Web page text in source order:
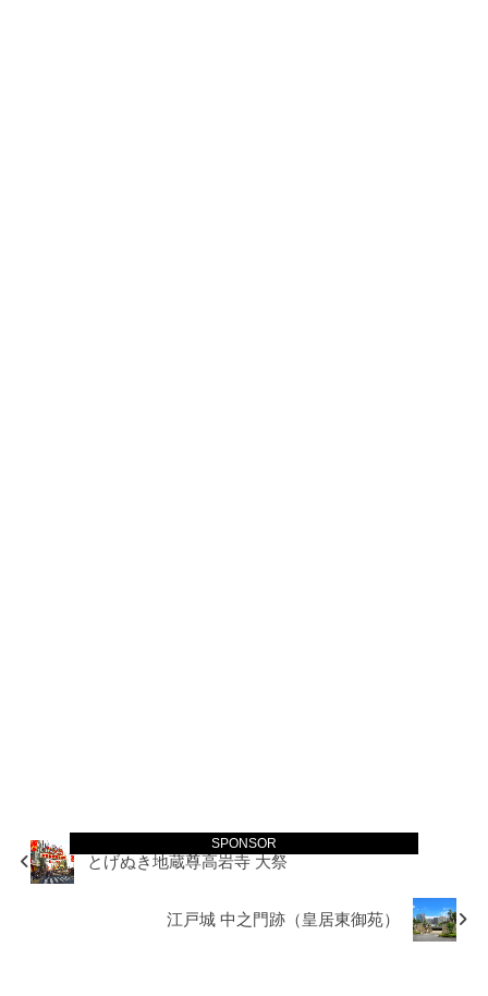
SPONSOR
とげぬき地蔵尊高岩寺 大祭
江戸城 中之門跡（皇居東御苑）